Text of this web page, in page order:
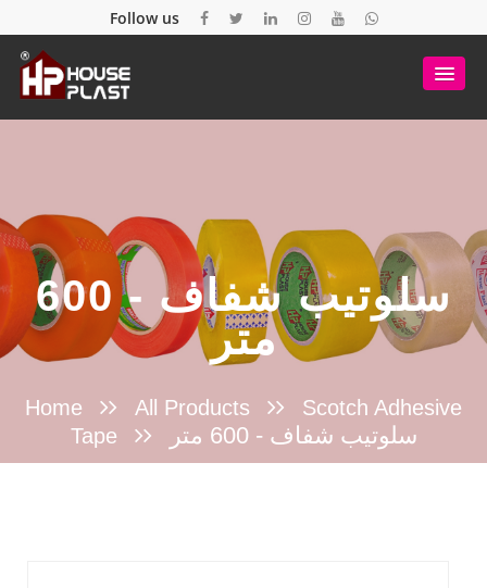
Follow us
سلوتيب شفاف - 600
متر
Home All Products
Scotch Adhesive
Tape
سلوتيب شفاف - 600 متر